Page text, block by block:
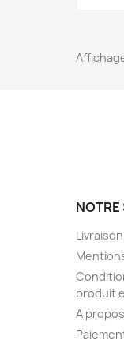
NOTRE
Livraison
produit
A